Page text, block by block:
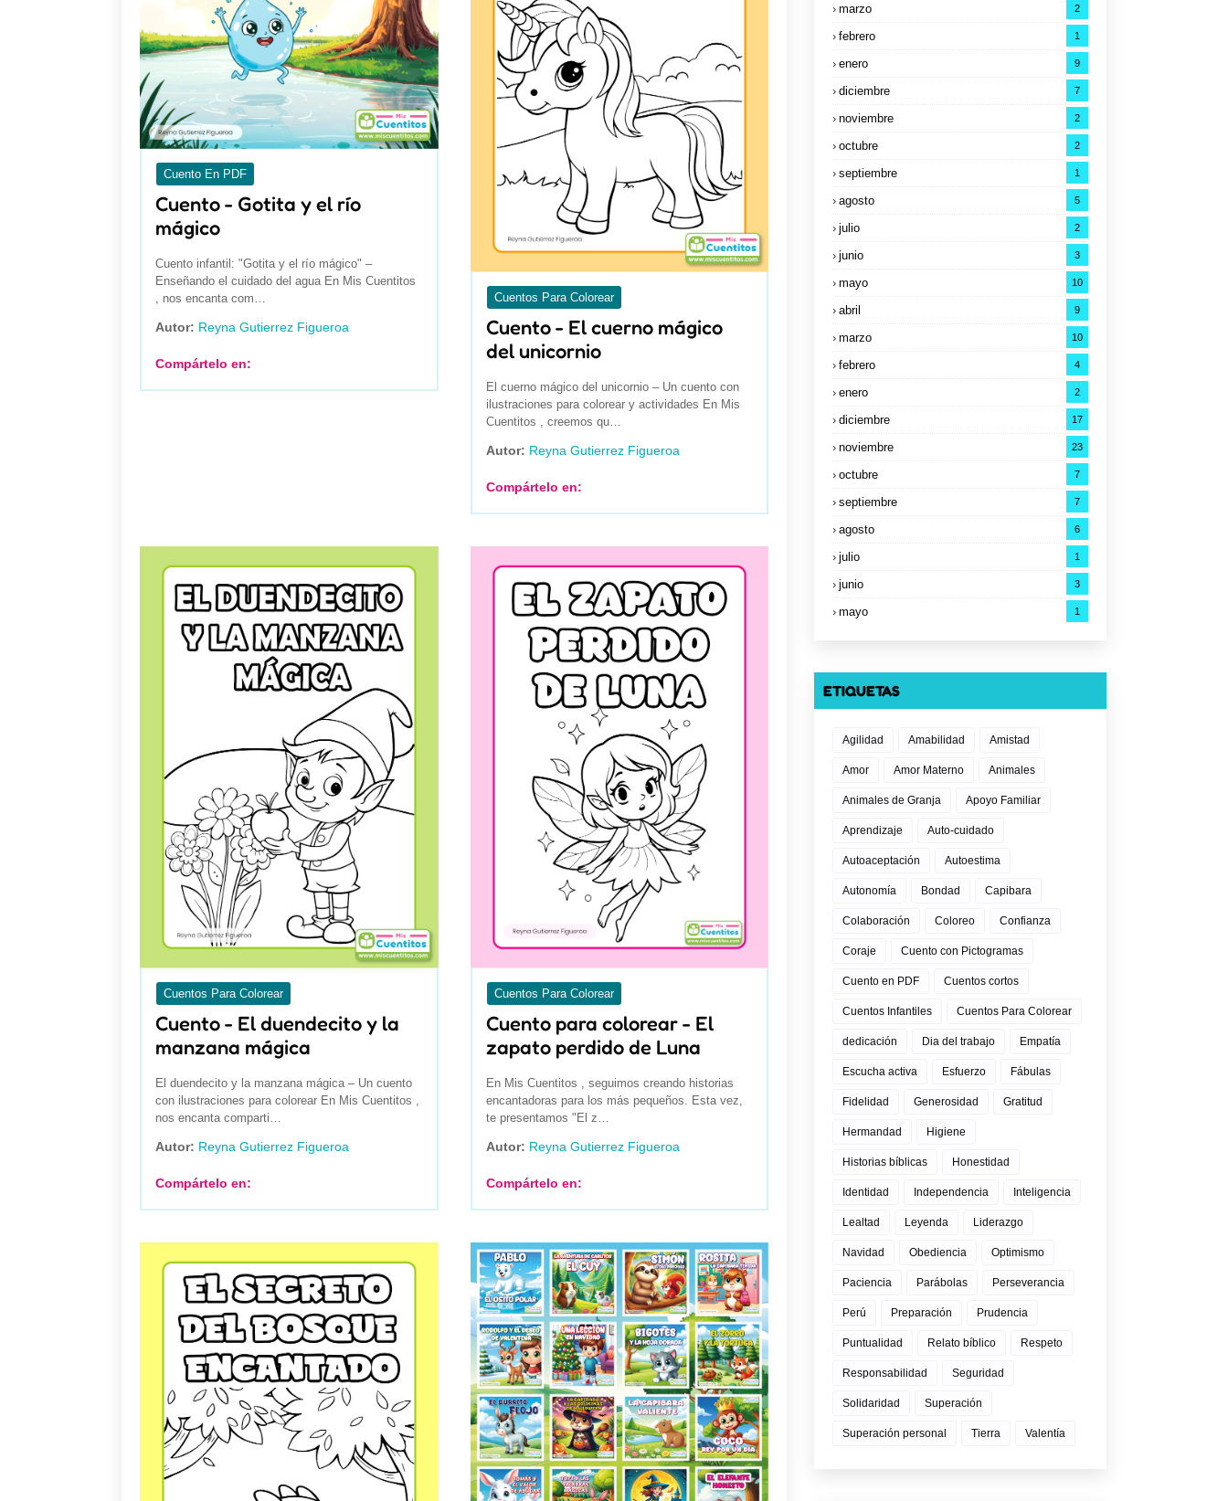
Cuento En PDF
Cuento - Gotita y el río
mágico
Cuento infantil: "Gotita y el río mágico" –
Enseñando el cuidado del agua En Mis Cuentitos
, nos encanta com…
Autor: Reyna Gutierrez Figueroa
Compártelo en:
Cuentos Para Colorear
Cuento - El cuerno mágico
del unicornio
El cuerno mágico del unicornio – Un cuento con
ilustraciones para colorear y actividades En Mis
Cuentitos , creemos qu…
Autor: Reyna Gutierrez Figueroa
Compártelo en:
Cuentos Para Colorear
Cuento - El duendecito y la
manzana mágica
El duendecito y la manzana mágica – Un cuento
con ilustraciones para colorear En Mis Cuentitos ,
nos encanta comparti…
Autor: Reyna Gutierrez Figueroa
Compártelo en:
Cuentos Para Colorear
Cuento para colorear - El
zapato perdido de Luna
En Mis Cuentitos , seguimos creando historias
encantadoras para los más pequeños. Esta vez,
te presentamos "El z…
Autor: Reyna Gutierrez Figueroa
Compártelo en:
marzo 2
febrero 1
enero 9
diciembre 7
noviembre 2
octubre 2
septiembre 1
agosto 5
julio 2
junio 3
mayo 10
abril 9
marzo 10
febrero 4
enero 2
diciembre 17
noviembre 23
octubre 7
septiembre 7
agosto 6
julio 1
junio 3
mayo 1
ETIQUETAS
Agilidad Amabilidad Amistad
Amor Amor Materno Animales
Animales de Granja Apoyo Familiar
Aprendizaje Auto-cuidado
Autoaceptación Autoestima
Autonomía Bondad Capibara
Colaboración Coloreo Confianza
Coraje Cuento con Pictogramas
Cuento en PDF Cuentos cortos
Cuentos Infantiles Cuentos Para Colorear
dedicación Dia del trabajo Empatía
Escucha activa Esfuerzo Fábulas
Fidelidad Generosidad Gratitud
Hermandad Higiene
Historias bíblicas Honestidad
Identidad Independencia Inteligencia
Lealtad Leyenda Liderazgo
Navidad Obediencia Optimismo
Paciencia Parábolas Perseverancia
Perú Preparación Prudencia
Puntualidad Relato bíblico Respeto
Responsabilidad Seguridad
Solidaridad Superación
Superación personal Tierra Valentía
¡No te pierdas nada!
Suscríbete y recibe nuestras
novedades en tu correo.
SEGUIR